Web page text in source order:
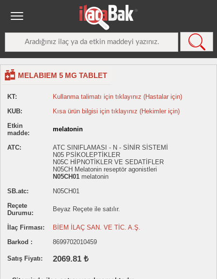
MELABIEM 5 MG TABLET
KT:
Kullanma talimatı için tıklayınız (Hastalar için)
KUB:
Kısa ürün bilgisi için tıklayınız (Hekimler için)
Etkin
madde:
melatonin
ATC:
ATC SINIFLAMASI - N - SİNİR SİSTEMİ
N05 PSİKOLEPTİKLER
N05C HİPNOTİKLER VE SEDATİFLER
N05CH Melatonin reseptör agonistleri
N05CH01 melatonin
SB.atc:
N05CH01
Reçete
Durumu:
Beyaz Reçete ile satılır.
İlaç Firması:
BİEM İLAÇ SAN. VE TİC. A.Ş.
Barkod :
8699702010459
Satış Fiyatı: 2069.81 ₺